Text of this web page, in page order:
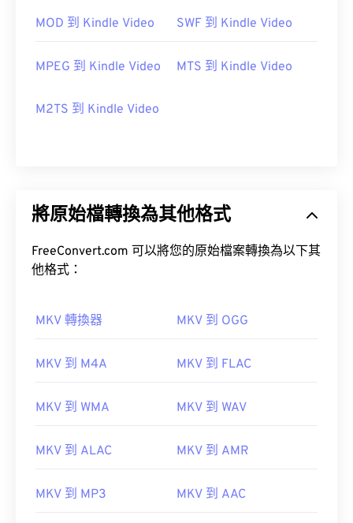
MOD 到 Kindle Video SWF 到 Kindle Video
MPEG 到 Kindle Video MTS 到 Kindle Video
M2TS 到 Kindle Video
將原始檔轉換為其他格式
FreeConvert.com 可以將您的原始檔案轉換為以下其
他格式：
MKV 轉換器 MKV 到 OGG
MKV 到 M4A MKV 到 FLAC
MKV 到 WMA MKV 到 WAV
MKV 到 ALAC MKV 到 AMR
MKV 到 MP3 MKV 到 AAC